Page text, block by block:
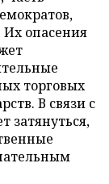
Их опасения
торговых
В связи с
затянуться,